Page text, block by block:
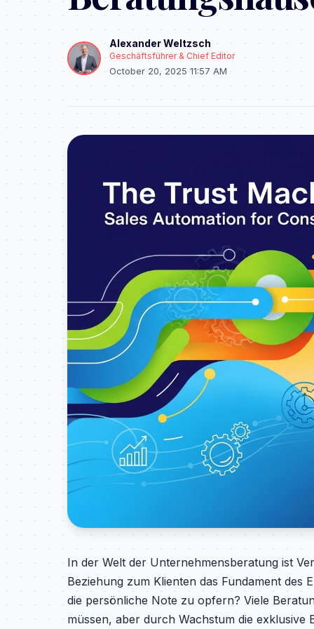
Alexander Weltzsch
Geschäftsführer & Chief Editor
October 20, 2025 11:57 AM
In der Welt der Unternehmensberatung ist
Beziehung zum Klienten das Fundament des
die persönliche Note zu opfern? Viele
müssen, aber durch Wachstum die